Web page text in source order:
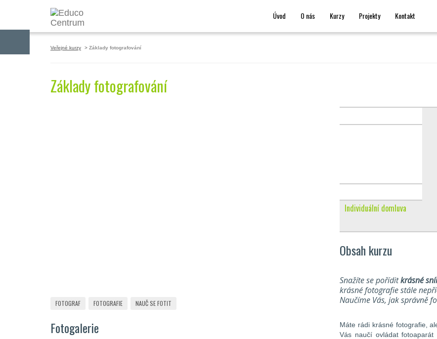
Úvod O nás Kurzy Projekty Kontakt
Veřejné kurzy Základy fotografování
Základy fotografování
Individuální domluva
Obsah kurzu
Snažíte se poříditkrásné
krásné fotografie stále
Naučíme Vás, jak správně
Máte rádi krásné fotografie,
Vás naučí ovládat
FOTOGRAF FOTOGRAFIE NAUČ SE FOTIT
Fotogalerie